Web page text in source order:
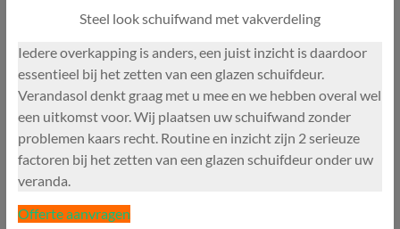
Steel look schuifwand met vakverdeling
Iedere overkapping is anders, een juist inzicht is daardoor
essentieel bij het zetten van een glazen schuifdeur.
Verandasol denkt graag met u mee en we hebben overal wel
een uitkomst voor. Wij plaatsen uw schuifwand zonder
problemen kaars recht. Routine en inzicht zijn 2 serieuze
factoren bij het zetten van een glazen schuifdeur onder uw
veranda.
Offerte aanvragen